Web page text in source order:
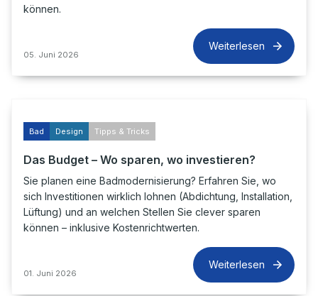
können.
05. Juni 2026
Weiterlesen
Bad Design Tipps & Tricks
Das Budget – Wo sparen, wo investieren?
Sie planen eine Badmodernisierung? Erfahren Sie, wo
sich Investitionen wirklich lohnen (Abdichtung, Installation,
Lüftung) und an welchen Stellen Sie clever sparen
können – inklusive Kostenrichtwerten.
01. Juni 2026
Weiterlesen